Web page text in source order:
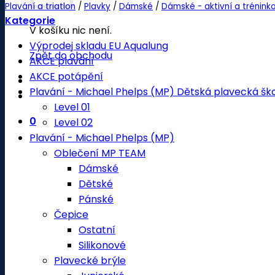
V košíku nic není.
Zpět do obchodu
0
Plavání a triatlon / Plavky / Dámské / Dámské - aktivní a
Kategorie
Výprodej skladu EU Aqualung
AKCE plavání
AKCE potápění
Plavání - Michael Phelps (MP) Dětská plavecká
Level 01
Level 02
Plavání - Michael Phelps (MP)
Oblečení MP TEAM
Dámské
Dětské
Pánské
Čepice
Ostatní
Silikonové
Plavecké brýle